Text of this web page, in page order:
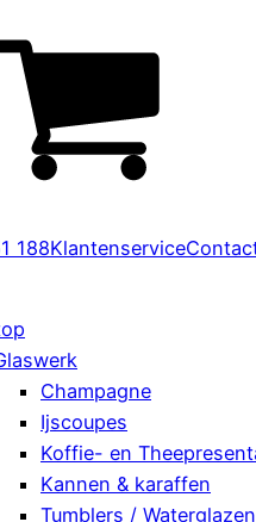
188Klantenservice
Champagne
Ijscoupes
Koffie- en
Kannen & karaffen
Tumblers / Waterglazen